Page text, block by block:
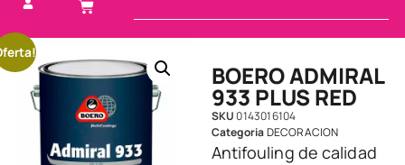
BOERO ADMIRAL
933 PLUS RED
SKU0143016104
CategoriaDECORACION
Antifouling de calidad